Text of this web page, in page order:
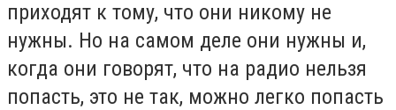
приходят к тому, что они никому не
нужны. Но на самом деле они нужны и,
когда они говорят, что на радио нельзя
попасть, это не так, можно легко попасть